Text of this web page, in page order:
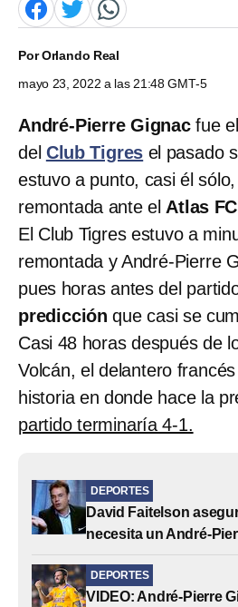
PorOrlando Real
mayo 23, 2022 a las 21:48 GMT-5
André-Pierre Gignacfue
del Club Tigres el pasado
estuvo a punto, casi él
remontada ante el Atlas
El Club Tigres estuvo a
remontada y André-Pierre
pues horas antes del
predicción que casi se
Casi 48 horas después de
Volcán, el delantero
historia en donde hace la
partido terminaría 4-1.
DEPORTES
David Faitelson
necesita un André-
DEPORTES
VIDEO: André-Pierre